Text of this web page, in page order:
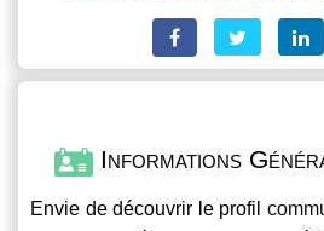
Informations
Envie de découvrir le profil